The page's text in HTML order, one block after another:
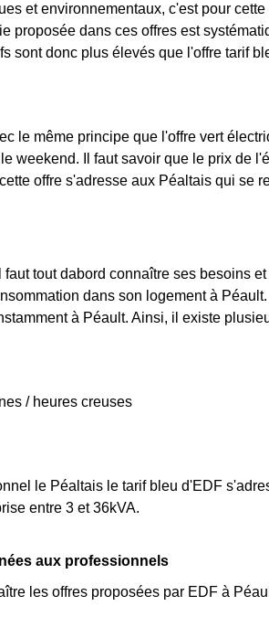
et environnementaux, c'est pour
proposée dans ces offres est
sont donc plus élevés que l'offre tarif
le même principe que l'offre vert
weekend. Il faut savoir que le prix de
offre s'adresse aux Péaltais qui se
tout dabord connaître ses besoins
dans son logement à
à Péault. Ainsi, il existe
/ heures creuses
le Péaltais le tarif bleu d'EDF
entre 3 et 36kVA.
aux professionnels
les offres proposées par EDF à